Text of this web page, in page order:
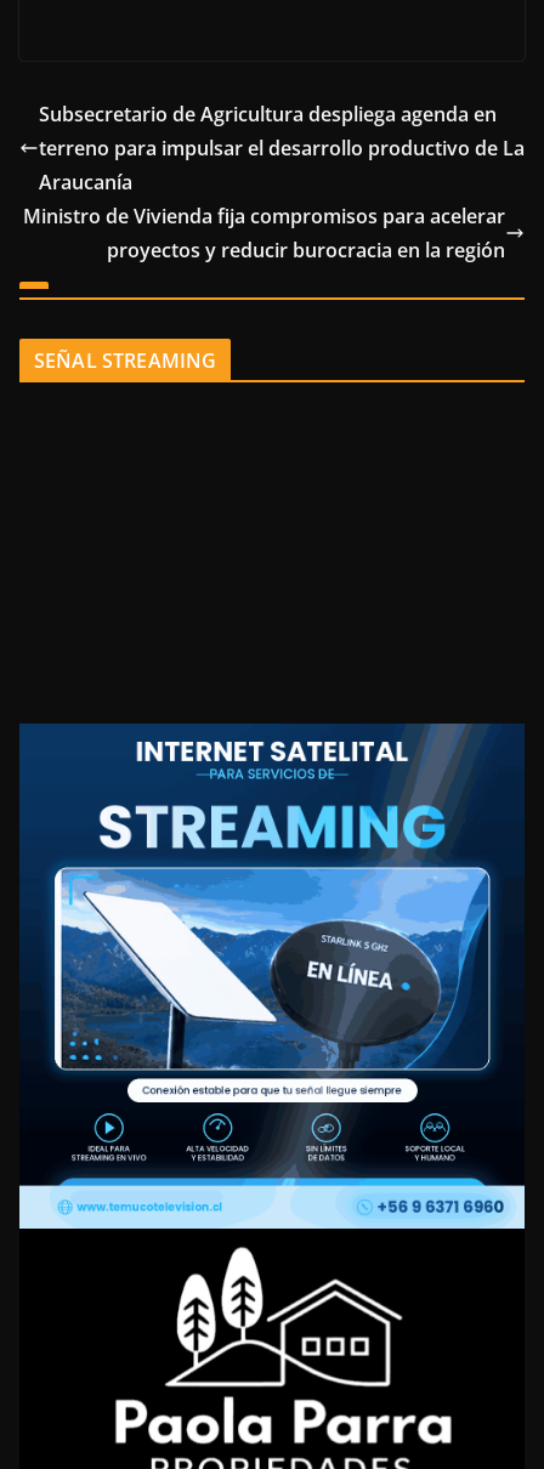
Subsecretario de Agricultura despliega agenda en
terreno para impulsar el desarrollo productivo de La
Araucanía
Ministro de Vivienda fija compromisos para acelerar
proyectos y reducir burocracia en la región
SEÑAL STREAMING